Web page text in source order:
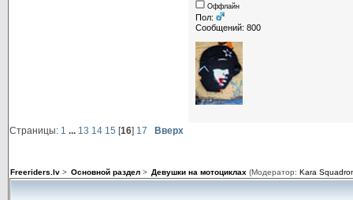
Оффлайн
Пол:
Сообщений: 800
Страницы: 1 ... 13 14 15 [16] 17 Вверх
Freeriders.lv > Основной раздел > Девушки на мотоциклах (Модератор:Kara